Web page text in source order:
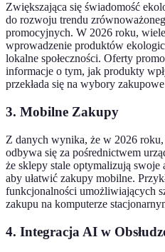
Zwiększająca się świadomość
do rozwoju trendu
promocyjnych. W 2026 roku,
wprowadzenie produktów
lokalne społeczności. Oferty
informacje o tym, jak produkty
przekłada się na wybory
3. Mobilne Zakupy
Z danych wynika, że w 2026
odbywa się za pośrednictwem
że sklepy stale optymalizują
aby ułatwić zakupy mobilne.
funkcjonalności umożliwiających
zakupu na komputerze
4. Integracja AI w